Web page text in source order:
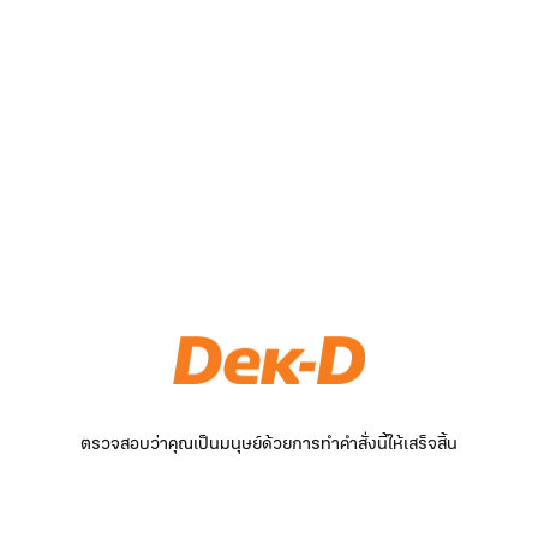
ตรวจสอบว่าคุณเป็นมนุษย์ด้วยการทำคำสั่งนี้ให้เสร็จสิ้น